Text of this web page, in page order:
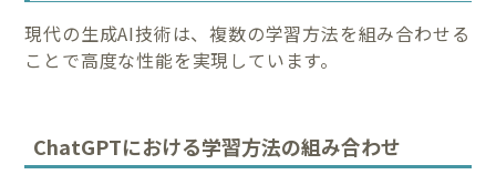
現代の生成AI技術は、複数の学習方法を組み合わせる
ことで高度な性能を実現しています。
ChatGPTにおける学習方法の組み合わせ